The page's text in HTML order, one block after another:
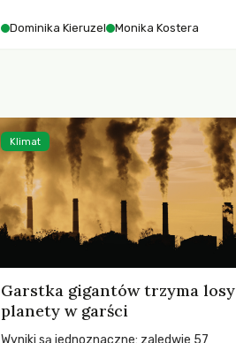
wrażliwość, odczuwanie przestrzeni oraz
Dominika Kieruzel Monika Kostera
Garstka gigantów trzyma losy
planety w garści
Wyniki są jednoznaczne: zaledwie 57
Klimat